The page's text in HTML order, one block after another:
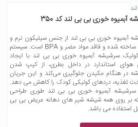
آبمیوه خوری بی بی لند کد 350
آبمیوه خوری بی بی لند از جنس سیلیکون نرم و
شفاف ساخته شده و فاقد مواد مضر و BPA است. سیستم
سرشیشه آبمیوه خوری بی بی لند با ایجاد
هوای استاندارد در داخل بطری، از کیپ شدن
در هنگام مکیدن جلوگیری می‌کند و این جریان
تغذیه، دردهای کولیکی کودک را کاهش می دهد.
سرشیشه آبمیوه خوری بی بی لند طوری طراحی
بر روی همه شیشه شیر های دهانه عریض بی بی
استفاده می باشد.